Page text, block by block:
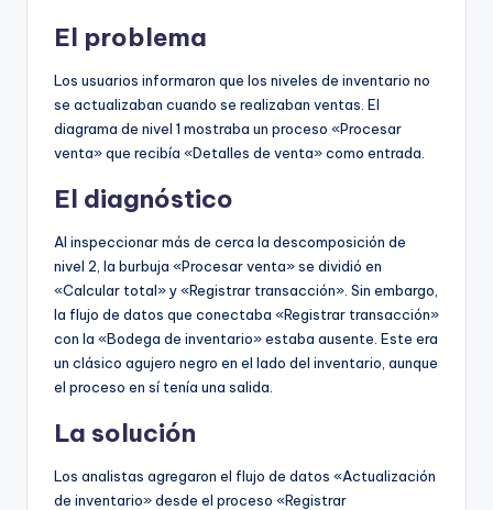
El problema
Los usuarios informaron que los niveles de inventario no
se actualizaban cuando se realizaban ventas. El
diagrama de nivel 1 mostraba un proceso «Procesar
venta» que recibía «Detalles de venta» como entrada.
El diagnóstico
Al inspeccionar más de cerca la descomposición de
nivel 2, la burbuja «Procesar venta» se dividió en
«Calcular total» y «Registrar transacción». Sin embargo,
la flujo de datos que conectaba «Registrar transacción»
con la «Bodega de inventario» estaba ausente. Este era
un clásico agujero negro en el lado del inventario, aunque
el proceso en sí tenía una salida.
La solución
Los analistas agregaron el flujo de datos «Actualización
de inventario» desde el proceso «Registrar